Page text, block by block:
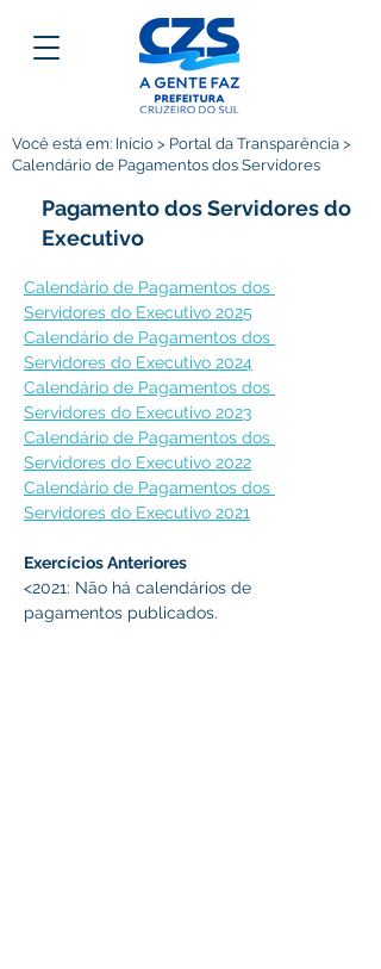
Você está em: Início > Portal da Transparência >
Calendário de Pagamentos dos Servidores
Pagamento dos Servidores do
Executivo
Calendário de Pagamentos dos
Servidores do Executivo 2025
Calendário de Pagamentos dos
Servidores do Executivo 2024
Calendário de Pagamentos dos
Servidores do Executivo 2023
Calendário de Pagamentos dos
Servidores do Executivo 2022
Calendário de Pagamentos dos
Servidores do Executivo 2021
Exercícios Anteriores
<2021: Não há calendários de
pagamentos publicados.